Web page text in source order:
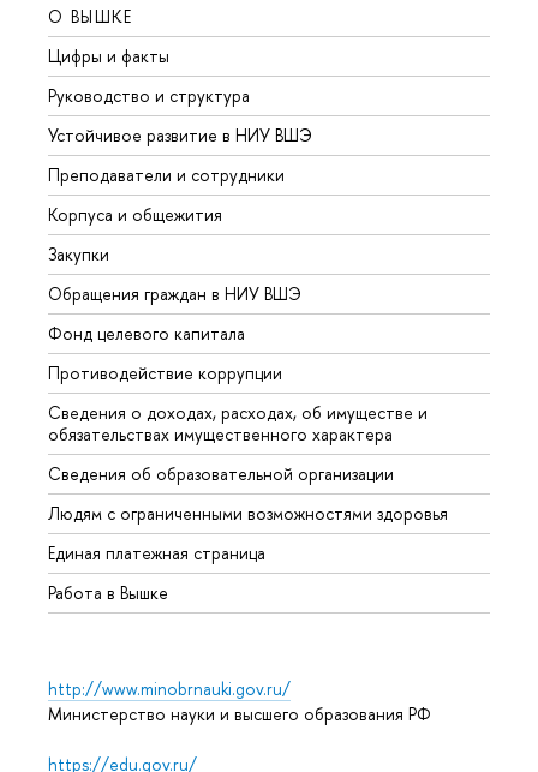
О ВЫШКЕ
Цифры и факты
Руководство и структура
Устойчивое развитие в НИУ ВШЭ
Преподаватели и сотрудники
Корпуса и общежития
Закупки
Обращения граждан в НИУ ВШЭ
Фонд целевого капитала
Противодействие коррупции
Сведения о доходах, расходах, об имуществе и
обязательствах имущественного характера
Сведения об образовательной организации
Людям с ограниченными возможностями здоровья
Единая платежная страница
Работа в Вышке
http://www.minobrnauki.gov.ru/
Министерство науки и высшего образования РФ
https://edu.gov.ru/